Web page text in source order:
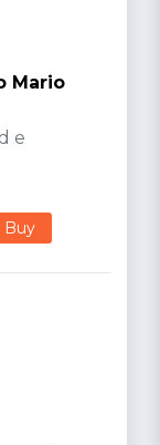
Mario
e
Buy